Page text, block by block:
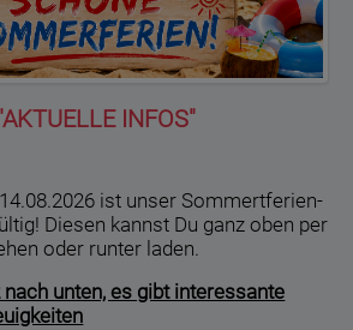
INFOS"
ist unser Sommertferien-
Diesen kannst Du ganz oben per
oder runter laden.
unten, es gibt interessante